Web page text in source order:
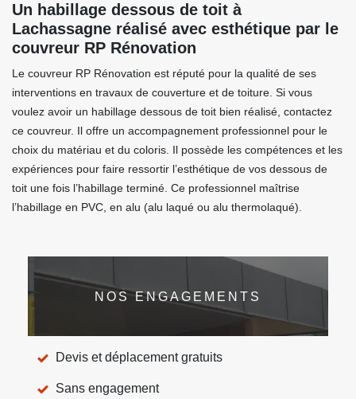
Un habillage dessous de toit à
Lachassagne réalisé avec esthétique par le
couvreur RP Rénovation
Le couvreur RP Rénovation est réputé pour la qualité de ses
interventions en travaux de couverture et de toiture. Si vous
voulez avoir un habillage dessous de toit bien réalisé, contactez
ce couvreur. Il offre un accompagnement professionnel pour le
choix du matériau et du coloris. Il possède les compétences et les
expériences pour faire ressortir l’esthétique de vos dessous de
toit une fois l’habillage terminé. Ce professionnel maîtrise
l’habillage en PVC, en alu (alu laqué ou alu thermolaqué).
NOS ENGAGEMENTS
Devis et déplacement gratuits
Sans engagement